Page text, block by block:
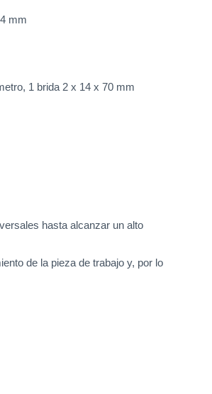
mm
1 brida 2 x 14 x 70 mm
hasta alcanzar un alto
de la pieza de trabajo y, por lo